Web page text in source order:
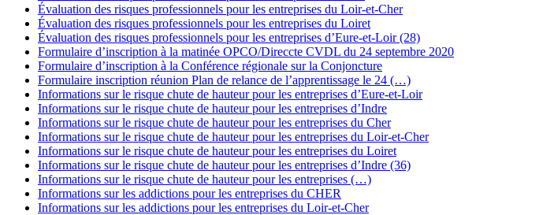
Évaluation des risques professionnels pour les entreprises du Loir-et-Cher
Évaluation des risques professionnels pour les entreprises du Loiret
Évaluation des risques professionnels pour les entreprises d’Eure-et-Loir (28)
Formulaire d’inscription à la matinée OPCO/Direccte CVDL du 24 septembre 2020
Formulaire d’inscription à la Conférence régionale sur la Conjoncture
Formulaire inscription réunion Plan de relance de l’apprentissage le 24 (…)
Informations sur le risque chute de hauteur pour les entreprises d’Eure-et-Loir
Informations sur le risque chute de hauteur pour les entreprises d’Indre
Informations sur le risque chute de hauteur pour les entreprises du Cher
Informations sur le risque chute de hauteur pour les entreprises du Loir-et-Cher
Informations sur le risque chute de hauteur pour les entreprises du Loiret
Informations sur le risque chute de hauteur pour les entreprises d’Indre (36)
Informations sur le risque chute de hauteur pour les entreprises (…)
Informations sur les addictions pour les entreprises du CHER
Informations sur les addictions pour les entreprises du Loir-et-Cher